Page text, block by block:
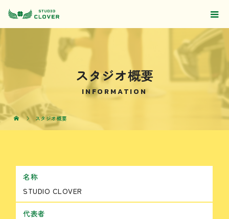
スタジオ概要
INFORMATION
スタジオ概要
名称
STUDIO CLOVER
代表者